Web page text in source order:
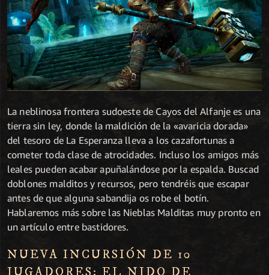
La neblinosa frontera sudoeste de Cayos del Alfanje es una
tierra sin ley, donde la maldición de la «avaricia dorada»
del tesoro de La Esperanza lleva a los cazafortunas a
cometer toda clase de atrocidades. Incluso los amigos más
leales pueden acabar apuñalándose por la espalda. Buscad
doblones malditos y recursos, pero tendréis que escapar
antes de que alguna sabandija os robe el botín.
Hablaremos más sobre las Nieblas Malditas muy pronto en
un artículo entre bastidores.
NUEVA INCURSIÓN DE 10